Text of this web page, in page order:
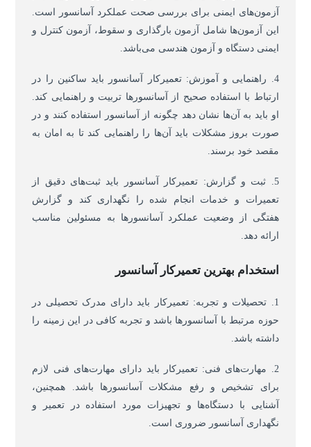
آزمون‌های ایمنی برای بررسی صحت عملکرد آسانسور است.
این آزمون‌ها شامل آزمون بارگذاری و سقوط، آزمون کنترل و
ایمنی دستگاه و آزمون هندسی می‌باشد.
4. راهنمایی و آموزش: تعمیرکار آسانسور باید ساکنین را در
ارتباط با استفاده صحیح از آسانسورها تربیت و راهنمایی کند.
او باید به آن‌ها نشان دهد چگونه از آسانسور استفاده کنند و در
صورت بروز مشکلات باید آن‌ها را راهنمایی کند تا به امان به
مقصد خود برسند.
5. ثبت و گزارش: تعمیرکار آسانسور باید ثبت‌های دقیق از
تعمیرات و خدمات انجام شده را نگهداری کند و گزارش
هفتگی از وضعیت عملکرد آسانسورها به مسئولین مناسب
ارائه دهد.
استخدام بهترین تعمیرکار آسانسور
1. تحصیلات و تجربه: تعمیرکار باید دارای مدرک تحصیلی در
حوزه مرتبط با آسانسورها باشد و تجربه کافی در این زمینه را
داشته باشد.
2. مهارت‌های فنی: تعمیرکار باید دارای مهارت‌های فنی لازم
برای تشخیص و رفع مشکلات آسانسورها باشد. همچنین،
آشنایی با دستگاه‌ها و تجهیزات مورد استفاده در تعمیر و
نگهداری آسانسور ضروری است.